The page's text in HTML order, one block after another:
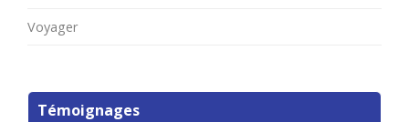
Voyager
Témoignages